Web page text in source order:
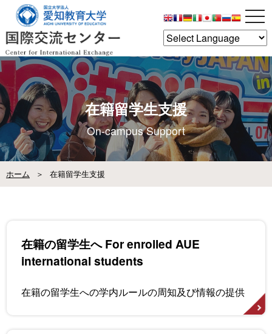
在籍留学生支援
ホーム 在籍留学生支援
在籍の留学生へ For enrolled AUE
international students
在籍の留学生への学内ルールの周知及び情報の提供